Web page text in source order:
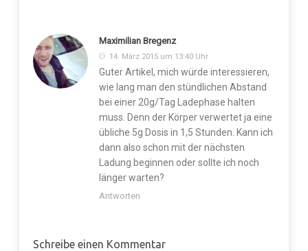
Maximilian Bregenz
14. März 2015 um 13:40 Uhr
Guter Artikel, mich würde interessieren,
wie lang man den stündlichen Abstand
bei einer 20g/Tag Ladephase halten
muss. Denn der Körper verwertet ja eine
übliche 5g Dosis in 1,5 Stunden. Kann ich
dann also schon mit der nächsten
Ladung beginnen oder sollte ich noch
länger warten?
Antworten
Schreibe einen Kommentar